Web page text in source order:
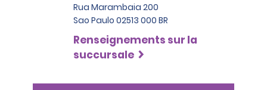
Rua Marambaia 200
Sao Paulo 02513 000 BR
Renseignements sur la
succursale